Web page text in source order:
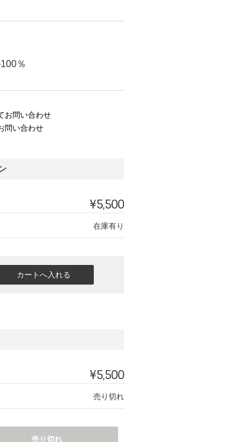
％
お問い合わせ
問い合わせ
¥5,500
在庫有り
¥5,500
売り切れ
売り切れ